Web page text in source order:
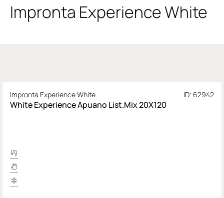
Impronta Experience White
Impronta Experience White ID: 62942
White Experience Apuano List.Mix 20X120